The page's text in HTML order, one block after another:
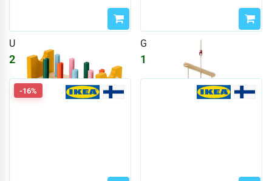
UPPSTÅ
2295₽
GULDVÄVARE
1835
-16%